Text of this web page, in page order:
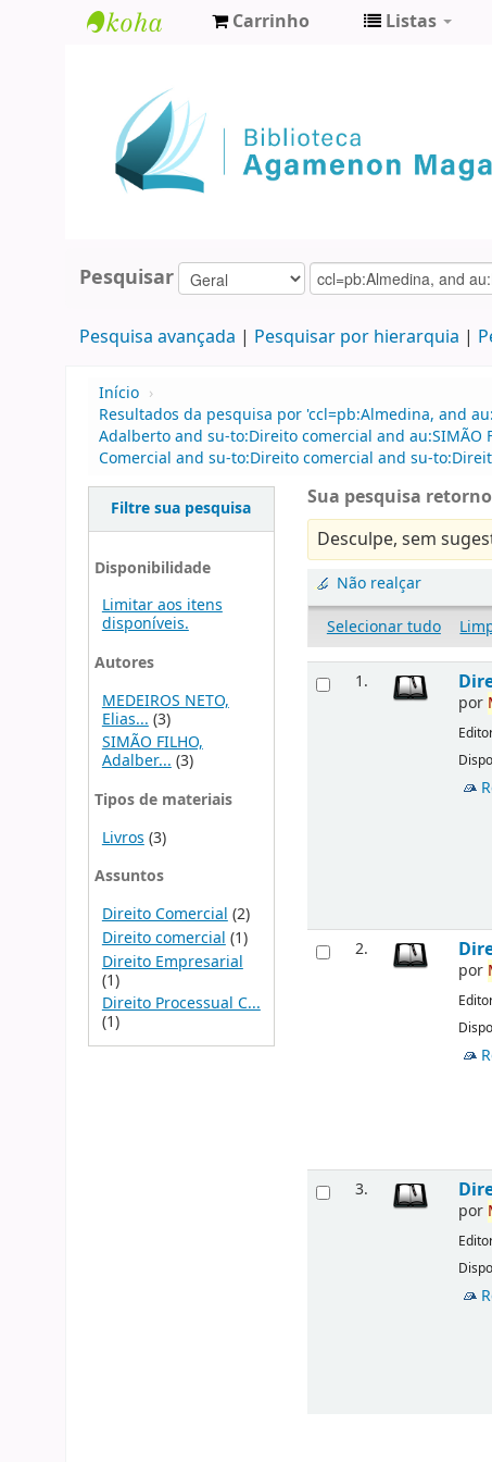
Agamenon
Magalhães
Carrinho Listas
Pesquisar
Pesquisa avançada Pesquisar por hierarquia
Início ›
Resultados da pesquisa por 'ccl=pb:Almedina, and
Adalberto and su-to:Direito comercial and au:SIMÃO
Comercial and su-to:Direito comercial and su-
Filtre sua pesquisa
Disponibilidade
Limitar aos itens
disponíveis.
Autores
MEDEIROS NETO,
Elias... (3)
SIMÃO FILHO,
Adalber...(3)
Tipos de materiais
Livros (3)
Assuntos
Direito Comercial (2)
Direito comercial (1)
Direito Empresarial
(1)
Direito Processual C...
(1)
Sua pesquisa
Desculpe, sem
Não realçar
Selecionar tudo
1.
por
2.
por
3.
por